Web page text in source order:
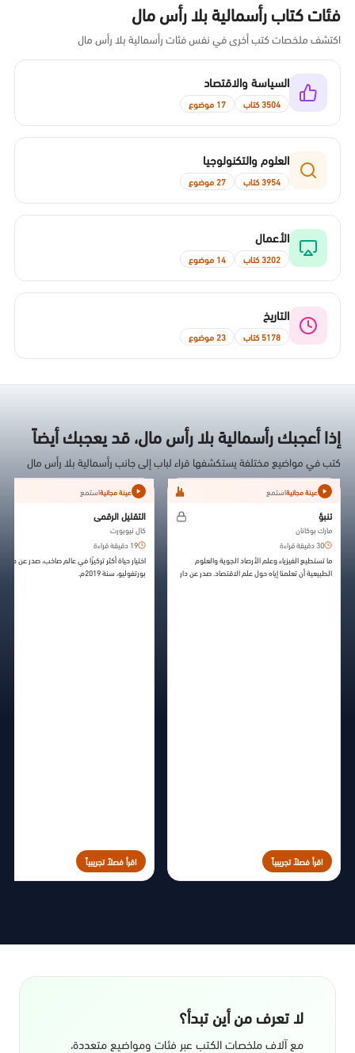
فئات كتاب رأسمالية بلا رأس مال
اكتشف ملخصات كتب أخرى في نفس فئات رأسمالية بلا رأس مال
السياسة والاقتصاد
3504 كتاب 17 موضوع
العلوم والتكنولوجيا
3954 كتاب 27 موضوع
الأعمال
3202 كتاب 14 موضوع
التاريخ
5178 كتاب 23 موضوع
إذا أعجبك رأسمالية بلا رأس مال، قد يعجبك أيضاً
كتب في مواضيع مختلفة يستكشفها قراء لباب إلى جانب رأسمالية بلا رأس مال
عينة مجانيةاستمع
تنبؤ
مارك بوكانان
30 دقيقة قراءة
ما تستطيع الفيزياء وعلم الأرصاد الجوية والعلوم
الطبيعية أن تعلمنا إياه حول علم الاقتصاد. صدر عن دار
اقرأ فصلاً تجريبياً
عينة مجانيةاستمع
التقليل الرقمي
كال نيوبورت
19 دقيقة قراءة
اختيار حياة أكثر تركيزًا في عالم صاخب، صدر عن دار
بورتفوليو، سنة 2019م.
اقرأ فصلاً تجريبياً
لا تعرف من أين تبدأ؟
مع آلاف ملخصات الكتب عبر فئات ومواضيع متعددة،